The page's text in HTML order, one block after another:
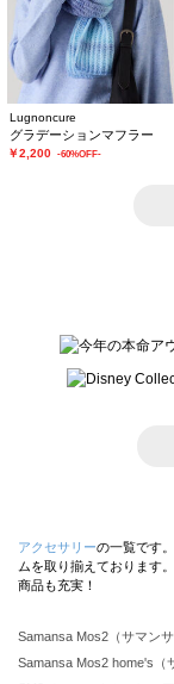
Lugnoncure
グラデーションマフラー
￥2,200 -60%OFF-
アクセサリーの一覧です。
ムを取り揃えております
商品も充実！
Samansa Mos2（サマン
Samansa Mos2 home's（